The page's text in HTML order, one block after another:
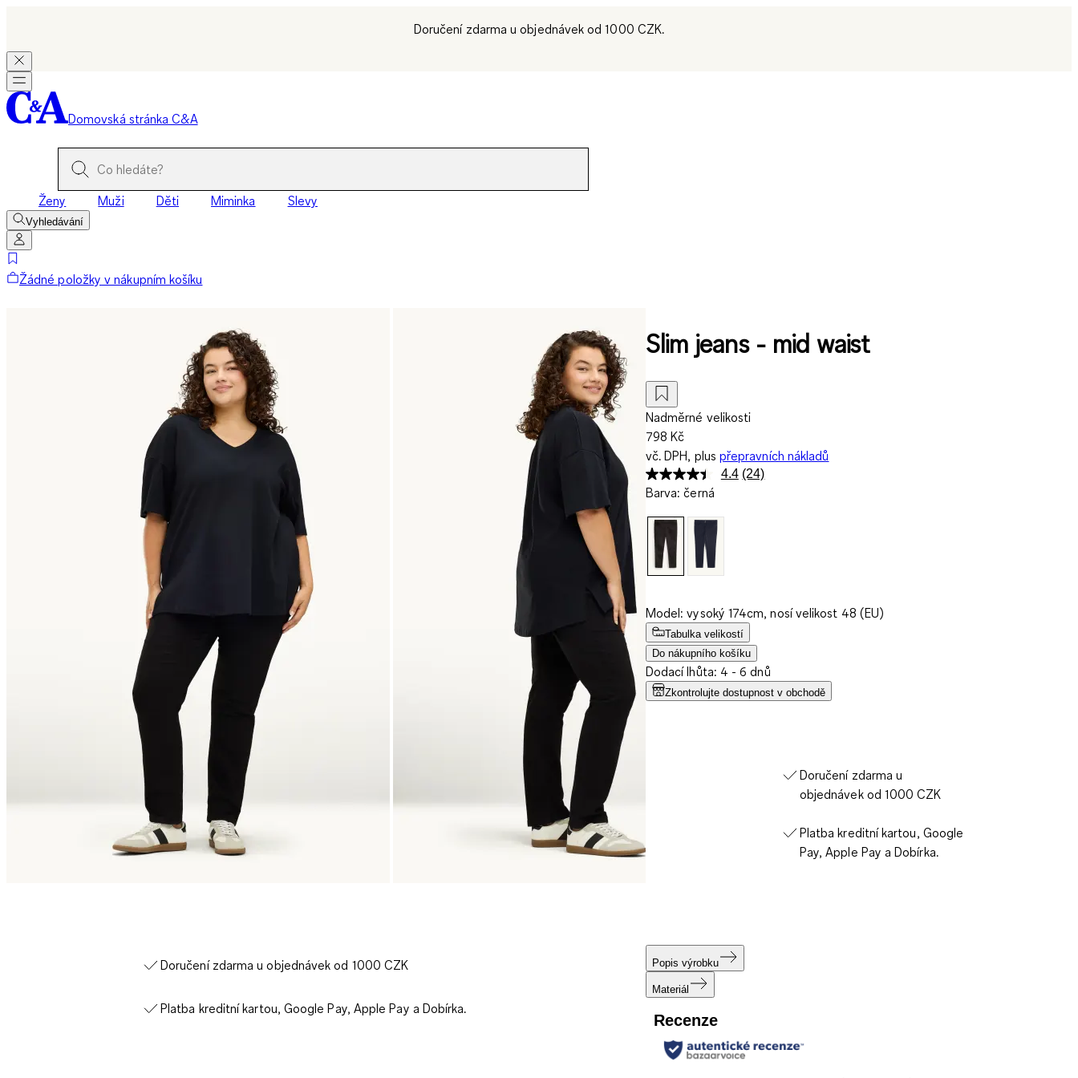
Doručení zdarma u objednávek od 1000 CZK.
Domovská stránka C&A
Ženy Muži Děti Miminka Slevy
Vyhledávání
Žádné položky v nákupním košíku
Doručení zdarma u objednávek od 1000 CZK
Platba kreditní kartou, Google Pay, Apple Pay a Dobírka.
Slim jeans - mid waist
Nadměrné velikosti
798 Kč
vč. DPH, plus přepravních nákladů
4.4 Přečtěte
(24)
Barva: černá
Model: vysoký 174cm, nosí velikost 48 (EU)
Tabulka velikostí
Do nákupního košíku
Dodací lhůta: 4 - 6 dnů
Zkontrolujte dostupnost v obchodě
Doručení zdarma u
objednávek od 1000 CZK
Platba kreditní kartou, Google
Pay, Apple Pay a Dobírka.
Popis výrobku
Materiál
Recenze